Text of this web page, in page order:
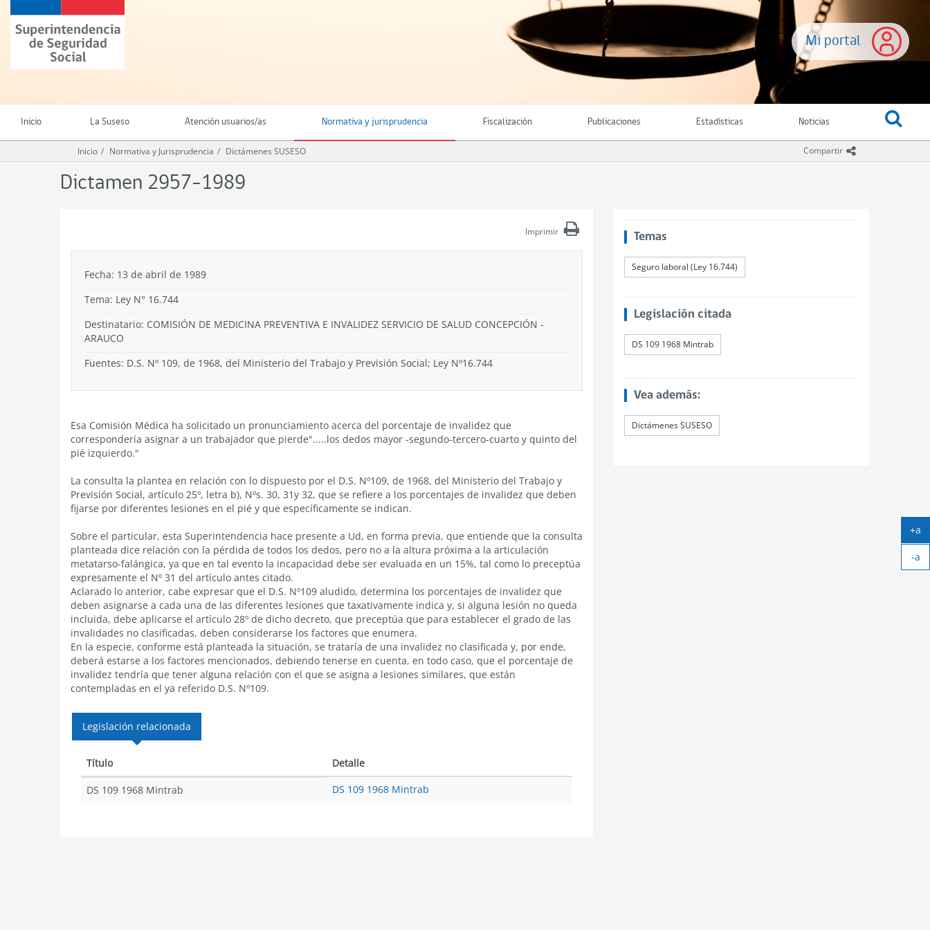
contenido
principal
Mi portal
Superintendencia
de
Seguridad
(SUSESO)
Chile
Inicio La Suseso Atención usuarios/as Normativa y jurisprudencia Fiscalización Publicaciones Estadísticas Noticias
Compartir icono compartir
Inicio Normativa y Jurisprudencia Dictámenes SUSESO
Dictamen 2957-1989
Imprimir
Fecha: 13 de abril de 1989
Tema: Ley N° 16.744
Destinatario: COMISIÓN DE MEDICINA PREVENTIVA E INVALIDEZ SERVICIO DE SALUD CONCEPCIÓN -
ARAUCO
Fuentes: D.S. Nº 109, de 1968, del Ministerio del Trabajo y Previsión Social; Ley Nº16.744
Esa Comisión Médica ha solicitado un pronunciamiento acerca del porcentaje de invalidez que
correspondería asignar a un trabajador que pierde".....los dedos mayor -segundo-tercero-cuarto y quinto del
pié izquierdo."
La consulta la plantea en relación con lo dispuesto por el D.S. Nº109, de 1968, del Ministerio del Trabajo y
Previsión Social, artículo 25º, letra b), Nºs. 30, 31y 32, que se refiere a los porcentajes de invalidez que deben
fijarse por diferentes lesiones en el pié y que específicamente se indican.
Sobre el particular, esta Superintendencia hace presente a Ud, en forma previa, que entiende que la consulta
planteada dice relación con la pérdida de todos los dedos, pero no a la altura próxima a la articulación
metatarso-falángica, ya que en tal evento la incapacidad debe ser evaluada en un 15%, tal como lo preceptúa
expresamente el Nº 31 del artículo antes citado.
Aclarado lo anterior, cabe expresar que el D.S. Nº109 aludido, determina los porcentajes de invalidez que
deben asignarse a cada una de las diferentes lesiones que taxativamente indica y, si alguna lesión no queda
incluida, debe aplicarse el artículo 28º de dicho decreto, que preceptúa que para establecer el grado de las
invalidades no clasificadas, deben considerarse los factores que enumera.
En la especie, conforme está planteada la situación, se trataría de una invalidez no clasificada y, por ende,
deberá estarse a los factores mencionados, debiendo tenerse en cuenta, en todo caso, que el porcentaje de
invalidez tendría que tener alguna relación con el que se asigna a lesiones similares, que están
contempladas en el ya referido D.S. Nº109.
Legislación relacionada
Título Detalle
DS 109 1968 Mintrab DS 109 1968 Mintrab
Temas
Seguro laboral (Ley 16.744)
Legislación citada
DS 109 1968 Mintrab
Vea además:
Dictámenes SUSESO
+a
-a